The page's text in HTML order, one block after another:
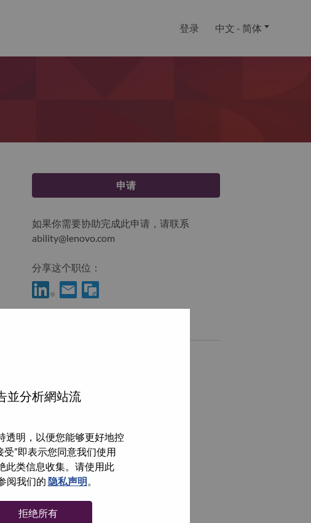
並分析網站流
透明，以便您能够更好地控
”即表示您同意我们使用
此类信息收集。请使用此
阅我们的 隐私声明。
拒绝所有
登录 中文 - 简体
申请
如果你需要协助完成此申请，请联系
ability@lenovo.com
分享这个职位：